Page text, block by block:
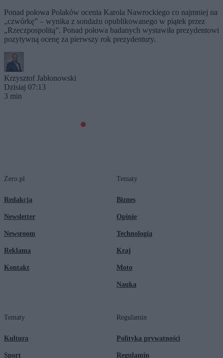
Ponad połowa Polaków ocenia Karola Nawrockiego co najmniej na
„czwórkę” – wynika z sondażu opublikowanego w piątek przez
„Rzeczpospolitą”. Ponad połowa badanych wystawiła prezydentowi
pozytywną ocenę za pierwszy rok prezydentury.
Krzysztof Jabłonowski
Dzisiaj 07:13
3 min
Zero.pl
Redakcja
Newsletter
Newsroom
Reklama
Kontakt
Tematy
Biznes
Opinie
Technologia
Kraj
Moto
Nauka
Tematy
Kultura
Sport
Regulamin
Polityka prywatności
Regulamin